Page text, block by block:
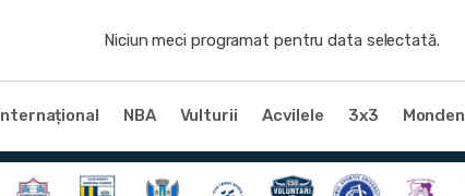
Niciun meci programat pentru data selectată.
NBA Vulturii Acvilele 3x3 Monden